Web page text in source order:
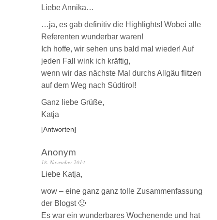
Liebe Annika…
…ja, es gab definitiv die Highlights! Wobei alle
Referenten wunderbar waren!
Ich hoffe, wir sehen uns bald mal wieder! Auf
jeden Fall wink ich kräftig,
wenn wir das nächste Mal durchs Allgäu flitzen
auf dem Weg nach Südtirol!
Ganz liebe Grüße,
Katja
Antworten
Anonym
18. November 2014
Liebe Katja,
wow – eine ganz ganz tolle Zusammenfassung
der Blogst 🙂
Es war ein wunderbares Wochenende und hat